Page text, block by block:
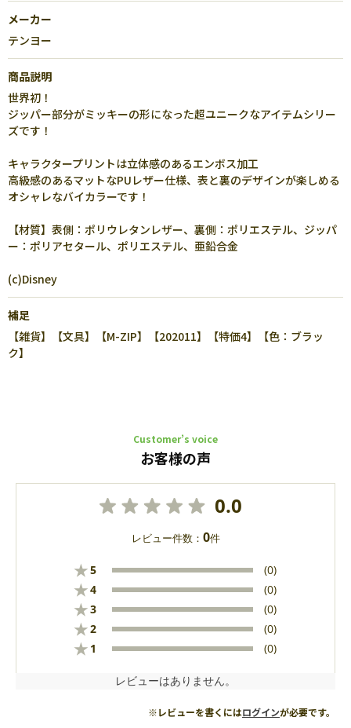
メーカー
テンヨー
商品説明
世界初！
ジッパー部分がミッキーの形になった超ユニークなアイテムシリー
ズです！
キャラクタープリントは立体感のあるエンボス加工
高級感のあるマットなPUレザー仕様、表と裏のデザインが楽しめる
オシャレなバイカラーです！
【材質】表側：ポリウレタンレザー、裏側：ポリエステル、ジッパ
ー：ポリアセタール、ポリエステル、亜鉛合金
(c)Disney
補足
【雑貨】【文具】【M-ZIP】【202011】【特価4】【色：ブラッ
ク】
Customer’s voice
お客様の声
0.0
レビュー件数： 0件
★5 (0)
★4 (0)
★3 (0)
★2 (0)
★ 1 (0)
レビューはありません。
※レビューを書くにはログインが必要です。